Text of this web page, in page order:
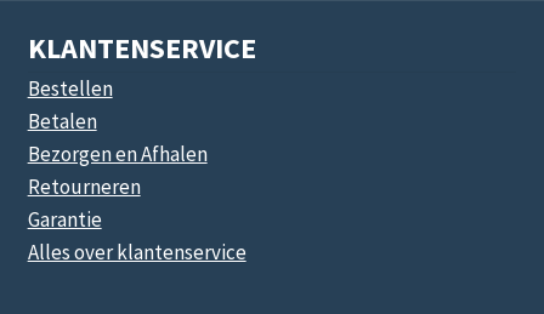
KLANTENSERVICE
Bestellen
Betalen
Bezorgen en Afhalen
Retourneren
Garantie
Alles over klantenservice